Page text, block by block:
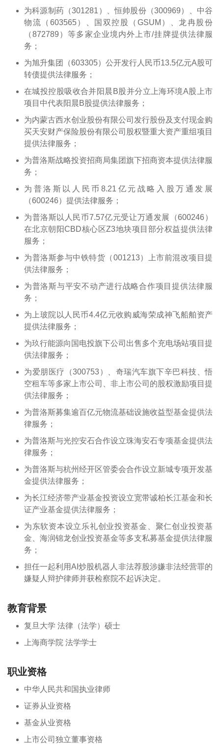
为科源制药（301281）、恒帅股份（300969）、中谷
物流（603565）、国双控股（GSUM）、龙冉股份
（872789）等多家企业境内外上市/挂牌提供法律服
务；
为旭升集团（603305）公开发行人民币13.5亿元A股可
转债提供法律服务；
在城投控股吸收合并阳晨B股并分立上海环境A股上市
项目中代表阳晨B股提供法律服务；
为内蒙古西水创业股份有限公司发行股份及支付现金购
买天安财产保险股份有限公司股权暨重大资产重组项目
提供法律服务；
为普洛斯战略投资招商局集团旗下招商资本提供法律服
务；
为普洛斯以人民币8.21亿元战略入股万通发展
（600246）提供法律服务；
为普洛斯以人民币7.57亿元受让万通发展（600246）
在北京朝阳CBD核心区Z3地块项目部分权益提供法律
服务；
为普洛斯参与中铁特货（001213）上市前混改项目提
供法律服务；
为普洛斯与平安不动产进行战略合作项目提供法律服
务；
为上玻院以人民币4.4亿元收购威海荣成神飞船舶资产
提供法律服务；
为玖行能源向国电投旗下公司出售多个充电场站项目提
供法律服务；
为爱朋医疗（300753）、奇瑞汽车旗下辛巴科技、悟
空租车等多家上市公司、非上市公司的股权激励项目提
供法律服务；
为普洛斯募集逾百亿元物流基础设施收益型基金提供法
律服务；
为普洛斯与光控安石合作设立珠海安石专项基金提供法
律服务；
为普洛斯与杭州经开区管委会合作设立新城专项开发基
金提供法律服务；
为长江经济带产业基金投资设立宽带诚柏长江基金和长
证产业基金提供法律服务；
为东软资本设立乐礼创业投资基金、聚仁创业投资基
金、海润锦龙创业投资基金等多支私募基金提供法律服
务；
担任一起利用AI炒股机器人非法荐股涉嫌非法经营罪的
嫌疑人辩护律师并获检察院不起诉决定。
教育背景
复旦大学 法律（法学）硕士
上海商学院 法学学士
职业资格
中华人民共和国执业律师
证券从业资格
基金从业资格
上市公司独立董事资格